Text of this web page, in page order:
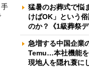
手
猛暑のお葬式で悩
けばOK」という
のか？《1級葬祭
急増する中国企業
Temu…本社機能
現地人を隠れ蓑に